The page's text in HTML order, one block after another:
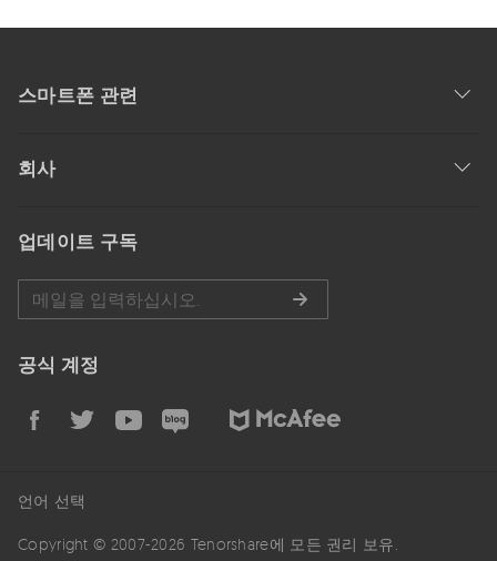
스마트폰 관련
회사
업데이트 구독
공식 계정
언어 선택
Copyright © 2007-2026 Tenorshare에 모든 권리 보유.